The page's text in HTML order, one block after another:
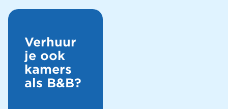
Verhuur
je ook
kamers
als B&B?